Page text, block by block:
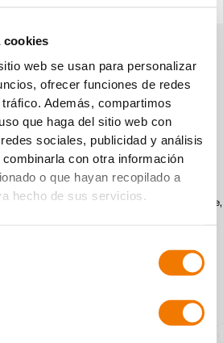
cookies
web se usan para personalizar
ofrecer funciones de redes
Además, compartimos
que haga del sitio web con
sociales, publicidad y análisis
con otra información
o que hayan recopilado a
hecho de sus servicios.
niet aansprakelijk voor enige directe of
ontstaan door het gebruik van de hierin
inhoud van deze website kunnen op geen
of aanspraken worden gemaakt.
geplaatste materiaal mag worden
gemaakt door middel van druk, fotokopie,
dan ook, zonder voorafgaande
vacuum lifting B.V.